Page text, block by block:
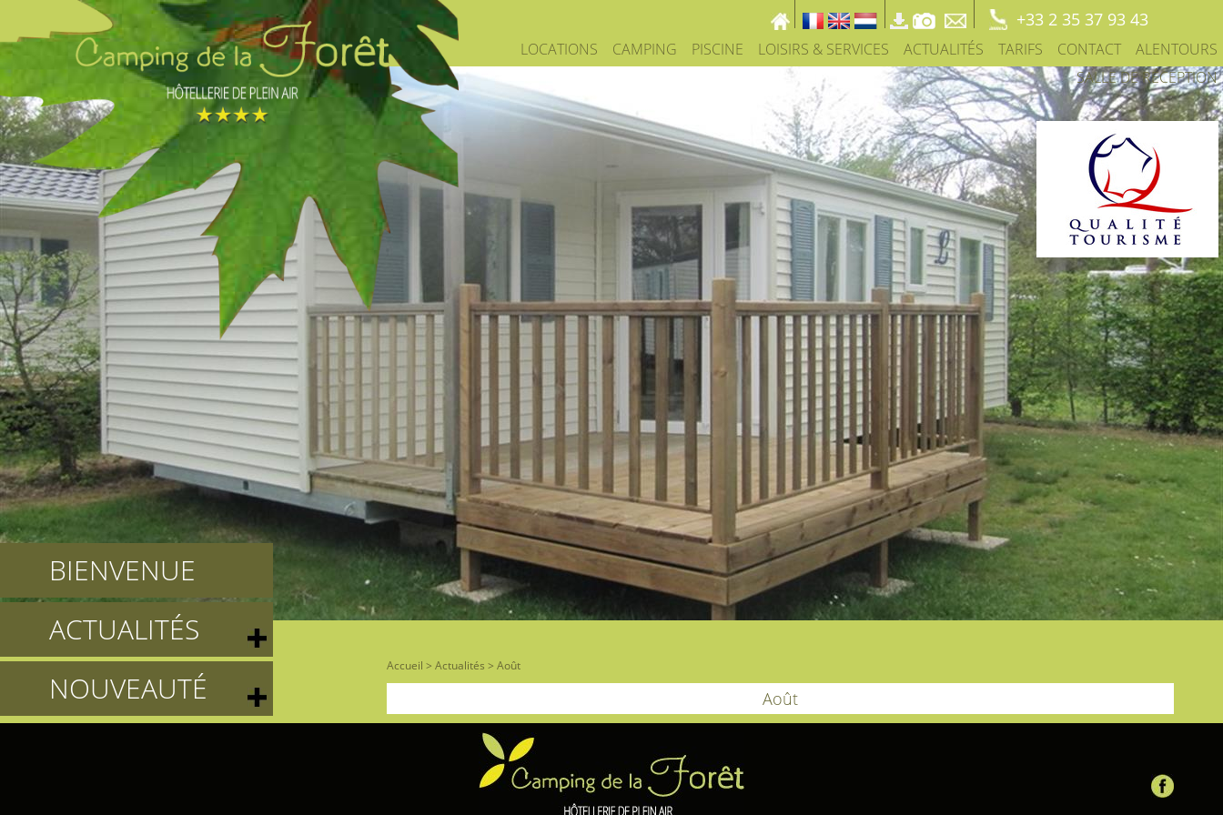
+33 2 35 37 93 43
LOCATIONS CAMPING PISCINE LOISIRS & SERVICES ACTUALITÉS TARIFS CONTACT
ALENTOURS
SALLE DE RÉCEPTION
BIENVENUE
ACTUALITÉS
NOUVEAUTÉ
Accueil > Actualités > Août
Août